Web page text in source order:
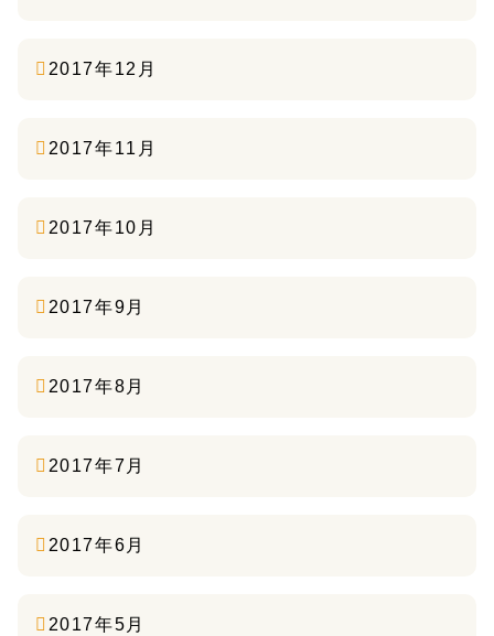
2017年12月
2017年11月
2017年10月
2017年9月
2017年8月
2017年7月
2017年6月
2017年5月